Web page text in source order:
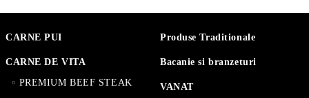
CARNE PUI
CARNE DE VITA
PREMIUM BEEF STEAK
Produse Traditionale
Bacanie si branzeturi
VANAT